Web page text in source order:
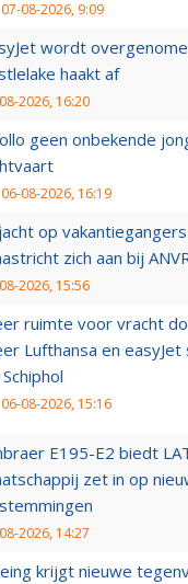
07-08-2026, 9:09
wordt
haakt af
2026, 16:20
geen onbekende
06-08-2026, 16:19
op
zich aan bij
2026, 15:56
ruimte voor vracht
Lufthansa en
06-08-2026, 15:16
E195-E2 biedt
zet in op
2026, 14:27
krijgt nieuwe